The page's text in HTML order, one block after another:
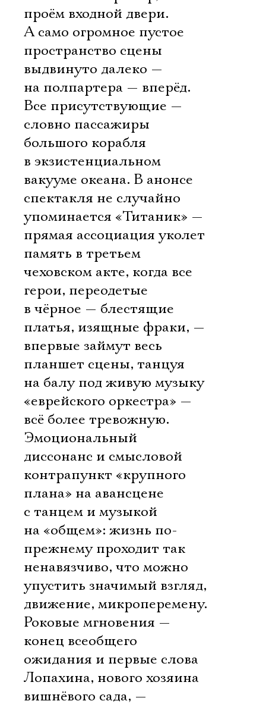
проём входной двери.
А само огромное пустое
пространство сцены
выдвинуто далеко —
на полпартера — вперёд.
Все присутствующие —
словно пассажиры
большого корабля
в экзистенциальном
вакууме океана. В анонсе
спектакля не случайно
упоминается «Титаник» —
прямая ассоциация уколет
память в третьем
чеховском акте, когда все
герои, переодетые
в чёрное — блестящие
платья, изящные фраки, —
впервые займут весь
планшет сцены, танцуя
на балу под живую музыку
«еврейского оркестра» —
всё более тревожную.
Эмоциональный
диссонанс и смысловой
контрапункт «крупного
плана» на авансцене
с танцем и музыкой
на «общем»: жизнь по-
прежнему проходит так
ненавязчиво, что можно
упустить значимый взгляд,
движение, микроперемену.
Роковые мгновения —
конец всеобщего
ожидания и первые слова
Лопахина, нового хозяина
вишнёвого сада, —